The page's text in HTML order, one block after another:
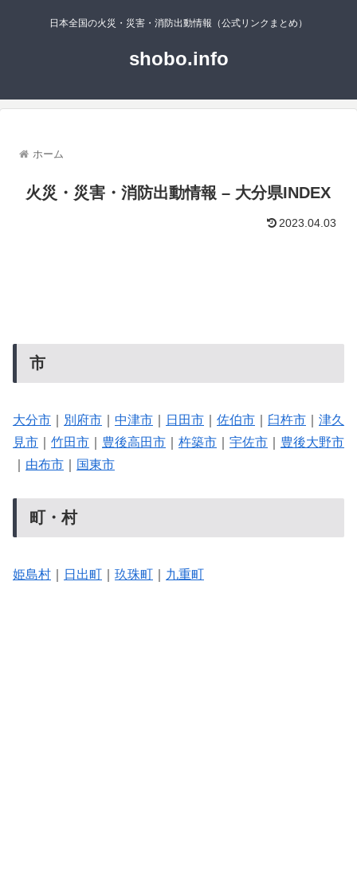
日本全国の火災・災害・消防出動情報（公式リンクまとめ）
shobo.info
ホーム
火災・災害・消防出動情報 – 大分県INDEX
2023.04.03
市
大分市 別府市 中津市 日田市 佐伯市 臼杵市
津久
見市
竹田市 豊後高田市 杵築市 宇佐市
豊後大野市
由布市 国東市
町・村
姫島村 日出町 玖珠町 九重町